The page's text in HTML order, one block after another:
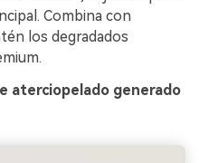
Combina con
los degradados
aterciopelado generado